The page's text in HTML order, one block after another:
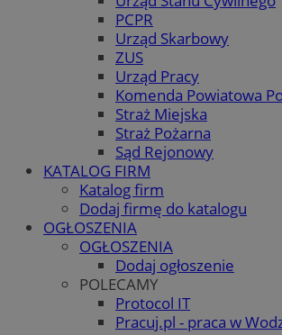
PCPR
Urząd Skarbowy
ZUS
Urząd Pracy
Komenda Powiatowa
Straż Miejska
Straż Pożarna
Sąd Rejonowy
KATALOG FIRM
Katalog firm
Dodaj firmę do katalogu
OGŁOSZENIA
OGŁOSZENIA
Dodaj ogłoszenie
POLECAMY
Protocol IT
Pracuj.pl - praca w